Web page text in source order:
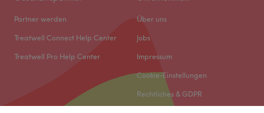
Partner werden
Treatwell Connect Help Center
Treatwell Pro Help Center
Über uns
Jobs
Impressum
Cookie-Einstellungen
Rechtliches & GDPR